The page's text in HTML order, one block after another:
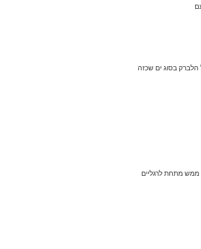
בסוג ים שכזה
ממש מתחת לרגליים